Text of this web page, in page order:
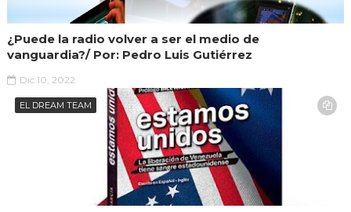
¿Puede la radio volver a ser el medio de
vanguardia?/ Por: Pedro Luis Gutiérrez
Dic 10, 2022
EL DREAM TEAM